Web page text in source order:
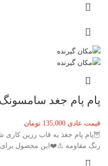
پام پام جغد سامسونگ
قیمت عادی 135,000 تومان
🦉پام پام جغذ یه قاب رزین کاری
رنگ مقاومه ⚠️❤️این محصول برای